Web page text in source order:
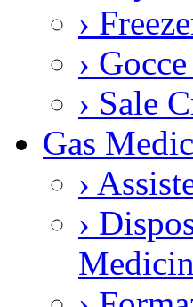
›
›
› Sale
Gas
›
›